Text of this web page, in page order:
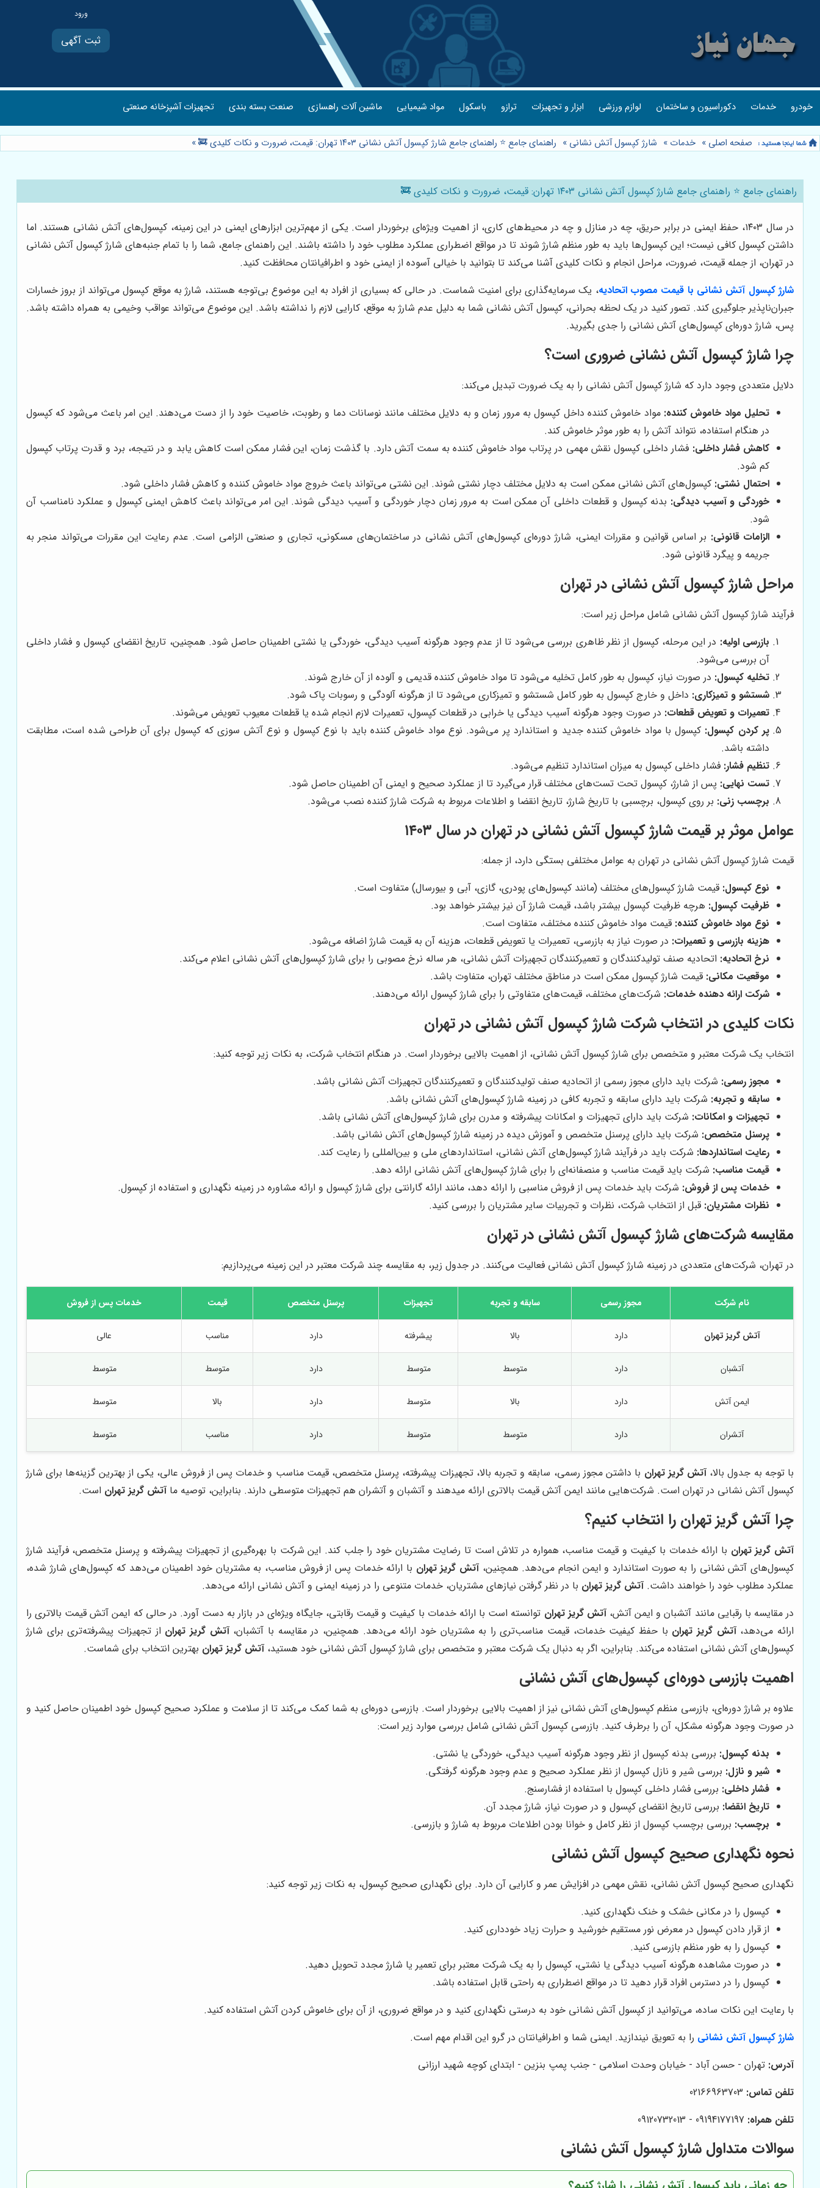
ثبت آگهی
خودرو خدمات دکوراسیون و ساختمان لوازم ورزشی ابزار و تجهیزات ترازو باسکول مواد شیمیایی ماشین آلات راهسازی صنعت بسته بندی تجهیزات آشپزخانه صنعتی
صفحه اصلی » خدمات » شارژ کپسول آتش نشانی » راهنمای جامع ⭐️ راهنمای جامع شارژ کپسول آتش نشانی ۱۴۰۳ تهران: قیمت، ضرورت و نکات کلیدی 🚒 »
راهنمای جامع ⭐️ راهنمای جامع شارژ کپسول آتش نشانی ۱۴۰۳ تهران: قیمت، ضرورت و نکات کلیدی 🚒
در سال ۱۴۰۳، حفظ ایمنی در برابر حریق، چه در منازل و چه در محیط‌های کاری، از اهمیت ویژه‌ای برخوردار است. یکی از مهم‌ترین ابزارهای ایمنی در این زمینه، کپسول‌های آتش نشانی هستند. اما
داشتن کپسول کافی نیست؛ این کپسول‌ها باید به طور منظم شارژ شوند تا در مواقع اضطراری عملکرد مطلوب خود را داشته باشند. این راهنمای جامع، شما را با تمام جنبه‌های شارژ کپسول آتش نشانی
در تهران، از جمله قیمت، ضرورت، مراحل انجام و نکات کلیدی آشنا می‌کند تا بتوانید با خیالی آسوده از ایمنی خود و اطرافیانتان محافظت کنید.
شارژ کپسول آتش نشانی با قیمت مصوب اتحادیه، یک سرمایه‌گذاری برای امنیت شماست. در حالی که بسیاری از افراد به این موضوع بی‌توجه هستند، شارژ به موقع کپسول می‌تواند از بروز خسارات
جبران‌ناپذیر جلوگیری کند. تصور کنید در یک لحظه بحرانی، کپسول آتش نشانی شما به دلیل عدم شارژ به موقع، کارایی لازم را نداشته باشد. این موضوع می‌تواند عواقب وخیمی به همراه داشته باشد.
پس، شارژ دوره‌ای کپسول‌های آتش نشانی را جدی بگیرید.
چرا شارژ کپسول آتش نشانی ضروری است؟
دلایل متعددی وجود دارد که شارژ کپسول آتش نشانی را به یک ضرورت تبدیل می‌کند:
تحلیل مواد خاموش کننده: مواد خاموش کننده داخل کپسول به مرور زمان و به دلایل مختلف مانند نوسانات دما و رطوبت، خاصیت خود را از دست می‌دهند. این امر باعث می‌شود که کپسول
در هنگام استفاده، نتواند آتش را به طور موثر خاموش کند.
کاهش فشار داخلی: فشار داخلی کپسول نقش مهمی در پرتاب مواد خاموش کننده به سمت آتش دارد. با گذشت زمان، این فشار ممکن است کاهش یابد و در نتیجه، برد و قدرت پرتاب کپسول
کم شود.
احتمال نشتی: کپسول‌های آتش نشانی ممکن است به دلایل مختلف دچار نشتی شوند. این نشتی می‌تواند باعث خروج مواد خاموش کننده و کاهش فشار داخلی شود.
خوردگی و آسیب دیدگی: بدنه کپسول و قطعات داخلی آن ممکن است به مرور زمان دچار خوردگی و آسیب دیدگی شوند. این امر می‌تواند باعث کاهش ایمنی کپسول و عملکرد نامناسب آن
شود.
الزامات قانونی: بر اساس قوانین و مقررات ایمنی، شارژ دوره‌ای کپسول‌های آتش نشانی در ساختمان‌های مسکونی، تجاری و صنعتی الزامی است. عدم رعایت این مقررات می‌تواند منجر به
جریمه و پیگرد قانونی شود.
مراحل شارژ کپسول آتش نشانی در تهران
فرآیند شارژ کپسول آتش نشانی شامل مراحل زیر است:
بازرسی اولیه: در این مرحله، کپسول از نظر ظاهری بررسی می‌شود تا از عدم وجود هرگونه آسیب دیدگی، خوردگی یا نشتی اطمینان حاصل شود. همچنین، تاریخ انقضای کپسول و فشار داخلی
آن بررسی می‌شود.
تخلیه کپسول: در صورت نیاز، کپسول به طور کامل تخلیه می‌شود تا مواد خاموش کننده قدیمی و آلوده از آن خارج شوند.
شستشو و تمیزکاری: داخل و خارج کپسول به طور کامل شستشو و تمیزکاری می‌شود تا از هرگونه آلودگی و رسوبات پاک شود.
تعمیرات و تعویض قطعات: در صورت وجود هرگونه آسیب دیدگی یا خرابی در قطعات کپسول، تعمیرات لازم انجام شده یا قطعات معیوب تعویض می‌شوند.
پر کردن کپسول: کپسول با مواد خاموش کننده جدید و استاندارد پر می‌شود. نوع مواد خاموش کننده باید با نوع کپسول و نوع آتش سوزی که کپسول برای آن طراحی شده است، مطابقت
داشته باشد.
تنظیم فشار: فشار داخلی کپسول به میزان استاندارد تنظیم می‌شود.
تست نهایی: پس از شارژ، کپسول تحت تست‌های مختلف قرار می‌گیرد تا از عملکرد صحیح و ایمنی آن اطمینان حاصل شود.
برچسب زنی: بر روی کپسول، برچسبی با تاریخ شارژ، تاریخ انقضا و اطلاعات مربوط به شرکت شارژ کننده نصب می‌شود.
عوامل موثر بر قیمت شارژ کپسول آتش نشانی در تهران در سال ۱۴۰۳
قیمت شارژ کپسول آتش نشانی در تهران به عوامل مختلفی بستگی دارد، از جمله:
نوع کپسول: قیمت شارژ کپسول‌های مختلف (مانند کپسول‌های پودری، گازی، آبی و بیورسال) متفاوت است.
ظرفیت کپسول: هرچه ظرفیت کپسول بیشتر باشد، قیمت شارژ آن نیز بیشتر خواهد بود.
نوع مواد خاموش کننده: قیمت مواد خاموش کننده مختلف، متفاوت است.
هزینه بازرسی و تعمیرات: در صورت نیاز به بازرسی، تعمیرات یا تعویض قطعات، هزینه آن به قیمت شارژ اضافه می‌شود.
نرخ اتحادیه: اتحادیه صنف تولیدکنندگان و تعمیرکنندگان تجهیزات آتش نشانی، هر ساله نرخ مصوبی را برای شارژ کپسول‌های آتش نشانی اعلام می‌کند.
موقعیت مکانی: قیمت شارژ کپسول ممکن است در مناطق مختلف تهران، متفاوت باشد.
شرکت ارائه دهنده خدمات: شرکت‌های مختلف، قیمت‌های متفاوتی را برای شارژ کپسول ارائه می‌دهند.
نکات کلیدی در انتخاب شرکت شارژ کپسول آتش نشانی در تهران
انتخاب یک شرکت معتبر و متخصص برای شارژ کپسول آتش نشانی، از اهمیت بالایی برخوردار است. در هنگام انتخاب شرکت، به نکات زیر توجه کنید:
مجوز رسمی: شرکت باید دارای مجوز رسمی از اتحادیه صنف تولیدکنندگان و تعمیرکنندگان تجهیزات آتش نشانی باشد.
سابقه و تجربه: شرکت باید دارای سابقه و تجربه کافی در زمینه شارژ کپسول‌های آتش نشانی باشد.
تجهیزات و امکانات: شرکت باید دارای تجهیزات و امکانات پیشرفته و مدرن برای شارژ کپسول‌های آتش نشانی باشد.
پرسنل متخصص: شرکت باید دارای پرسنل متخصص و آموزش دیده در زمینه شارژ کپسول‌های آتش نشانی باشد.
رعایت استانداردها: شرکت باید در فرآیند شارژ کپسول‌های آتش نشانی، استانداردهای ملی و بین‌المللی را رعایت کند.
قیمت مناسب: شرکت باید قیمت مناسب و منصفانه‌ای را برای شارژ کپسول‌های آتش نشانی ارائه دهد.
خدمات پس از فروش: شرکت باید خدمات پس از فروش مناسبی را ارائه دهد، مانند ارائه گارانتی برای شارژ کپسول و ارائه مشاوره در زمینه نگهداری و استفاده از کپسول.
نظرات مشتریان: قبل از انتخاب شرکت، نظرات و تجربیات سایر مشتریان را بررسی کنید.
مقایسه شرکت‌های شارژ کپسول آتش نشانی در تهران
در تهران، شرکت‌های متعددی در زمینه شارژ کپسول آتش نشانی فعالیت می‌کنند. در جدول زیر، به مقایسه چند شرکت معتبر در این زمینه می‌پردازیم:
نام شرکت مجوز رسمی سابقه و تجربه تجهیزات پرسنل متخصص قیمت خدمات پس از فروش
آتش گریز تهران دارد بالا پیشرفته دارد مناسب عالی
آتشبان دارد متوسط متوسط دارد متوسط متوسط
ایمن آتش دارد بالا متوسط دارد بالا متوسط
آتشران دارد متوسط متوسط دارد مناسب متوسط
با توجه به جدول بالا،آتش گریز تهران با داشتن مجوز رسمی، سابقه و تجربه بالا، تجهیزات پیشرفته، پرسنل متخصص، قیمت مناسب و خدمات پس از فروش عالی، یکی از بهترین گزینه‌ها برای شارژ
کپسول آتش نشانی در تهران است. شرکت‌هایی مانند ایمن آتش قیمت بالاتری ارائه میدهند و آتشبان و آتشران هم تجهیزات متوسطی دارند. بنابراین، توصیه ماآتش گریز تهران است.
چرا آتش گریز تهران را انتخاب کنیم؟
آتش گریز تهران با ارائه خدمات با کیفیت و قیمت مناسب، همواره در تلاش است تا رضایت مشتریان خود را جلب کند. این شرکت با بهره‌گیری از تجهیزات پیشرفته و پرسنل متخصص، فرآیند شارژ
کپسول‌های آتش نشانی را به صورت استاندارد و ایمن انجام می‌دهد. همچنین،آتش گریز تهران با ارائه خدمات پس از فروش مناسب، به مشتریان خود اطمینان می‌دهد که کپسول‌های شارژ شده،
عملکرد مطلوب خود را خواهند داشت.آتش گریز تهران با در نظر گرفتن نیازهای مشتریان، خدمات متنوعی را در زمینه ایمنی و آتش نشانی ارائه می‌دهد.
در مقایسه با رقبایی مانند آتشبان و ایمن آتش،آتش گریز تهران توانسته است با ارائه خدمات با کیفیت و قیمت رقابتی، جایگاه ویژه‌ای در بازار به دست آورد. در حالی که ایمن آتش قیمت بالاتری را
ارائه می‌دهد،آتش گریز تهران با حفظ کیفیت خدمات، قیمت مناسب‌تری را به مشتریان خود ارائه می‌دهد. همچنین، در مقایسه با آتشبان،آتش گریز تهران از تجهیزات پیشرفته‌تری برای شارژ
کپسول‌های آتش نشانی استفاده می‌کند. بنابراین، اگر به دنبال یک شرکت معتبر و متخصص برای شارژ کپسول آتش نشانی خود هستید،آتش گریز تهران بهترین انتخاب برای شماست.
اهمیت بازرسی دوره‌ای کپسول‌های آتش نشانی
علاوه بر شارژ دوره‌ای، بازرسی منظم کپسول‌های آتش نشانی نیز از اهمیت بالایی برخوردار است. بازرسی دوره‌ای به شما کمک می‌کند تا از سلامت و عملکرد صحیح کپسول خود اطمینان حاصل کنید و
در صورت وجود هرگونه مشکل، آن را برطرف کنید. بازرسی کپسول آتش نشانی شامل بررسی موارد زیر است:
بدنه کپسول: بررسی بدنه کپسول از نظر وجود هرگونه آسیب دیدگی، خوردگی یا نشتی.
شیر و نازل: بررسی شیر و نازل کپسول از نظر عملکرد صحیح و عدم وجود هرگونه گرفتگی.
فشار داخلی: بررسی فشار داخلی کپسول با استفاده از فشارسنج.
تاریخ انقضا: بررسی تاریخ انقضای کپسول و در صورت نیاز، شارژ مجدد آن.
برچسب: بررسی برچسب کپسول از نظر کامل و خوانا بودن اطلاعات مربوط به شارژ و بازرسی.
نحوه نگهداری صحیح کپسول آتش نشانی
نگهداری صحیح کپسول آتش نشانی، نقش مهمی در افزایش عمر و کارایی آن دارد. برای نگهداری صحیح کپسول، به نکات زیر توجه کنید:
کپسول را در مکانی خشک و خنک نگهداری کنید.
از قرار دادن کپسول در معرض نور مستقیم خورشید و حرارت زیاد خودداری کنید.
کپسول را به طور منظم بازرسی کنید.
در صورت مشاهده هرگونه آسیب دیدگی یا نشتی، کپسول را به یک شرکت معتبر برای تعمیر یا شارژ مجدد تحویل دهید.
کپسول را در دسترس افراد قرار دهید تا در مواقع اضطراری به راحتی قابل استفاده باشد.
با رعایت این نکات ساده، می‌توانید از کپسول آتش نشانی خود به درستی نگهداری کنید و در مواقع ضروری، از آن برای خاموش کردن آتش استفاده کنید.
شارژ کپسول آتش نشانی را به تعویق نیندازید. ایمنی شما و اطرافیانتان در گرو این اقدام مهم است.
آدرس: تهران - حسن آباد - خیابان وحدت اسلامی - جنب پمپ بنزین - ابتدای کوچه شهید ارزانی
تلفن تماس:
تلفن همراه:
سوالات متداول شارژ کپسول آتش نشانی